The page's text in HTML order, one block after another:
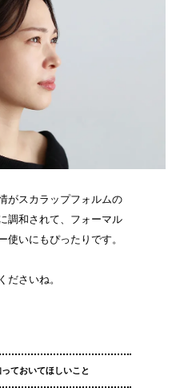
がスカラップフォルムの
調和されて、フォーマル
使いにもぴったりです。
ださいね。
ておいてほしいこと